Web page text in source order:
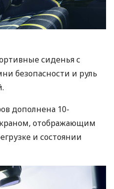
сиденья с
безопасности и руль
дополнена 10-
отображающим
и состоянии